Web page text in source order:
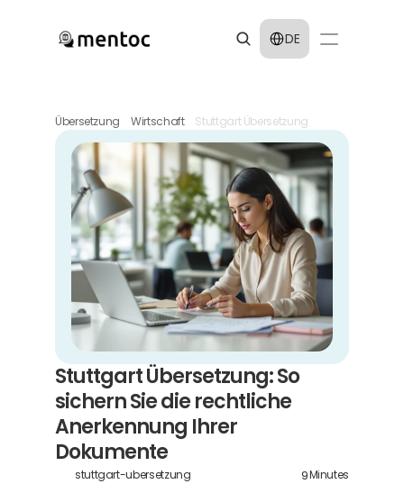
Select Language
DE
Übersetzung Wirtschaft Stuttgart Übersetzung
Stuttgart Übersetzung: So
sichern Sie die rechtliche
Anerkennung Ihrer
Dokumente
stuttgart-ubersetzung 9Minutes